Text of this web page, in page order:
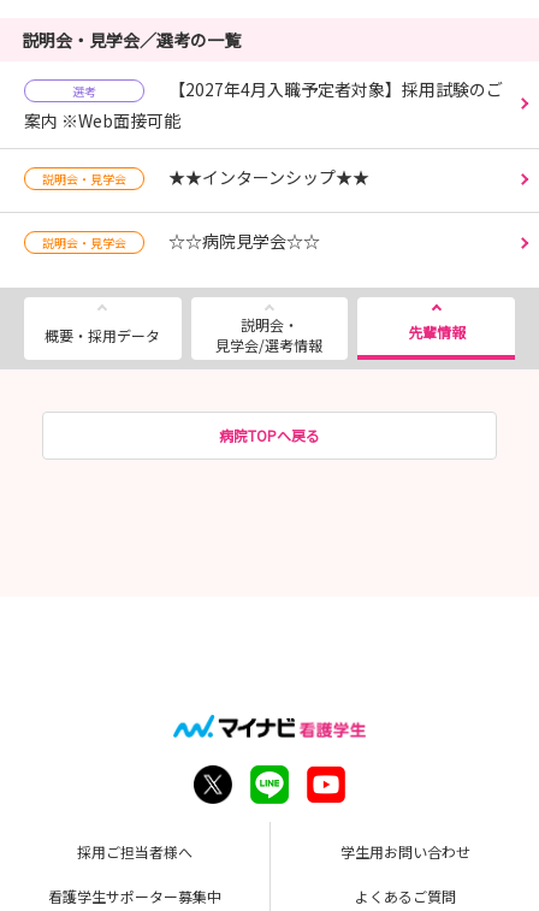
説明会・見学会／選考の一覧
選考
【2027年4月入職予定者対象】採用試験のご
案内 ※Web面接可能
説明会・見学会 ★★インターンシップ★★
説明会・見学会 ☆☆病院見学会☆☆
概要・採用データ
説明会・
見学会/選考情報
先輩情報
病院TOPへ戻る
採用ご担当者様へ 学生用お問い合わせ
看護学生サポーター募集中 よくあるご質問